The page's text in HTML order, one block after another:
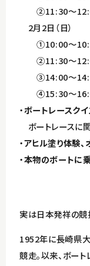
②11:30～
2月2日（日）
①10:00～
②11:30～
③14:00～
④15:30～
・ボートレースクイ
ボートレースに
・アヒル塗り体験
・本物のボートに
実は日本発祥の競
1952年に長崎県
競走。以来、ボー